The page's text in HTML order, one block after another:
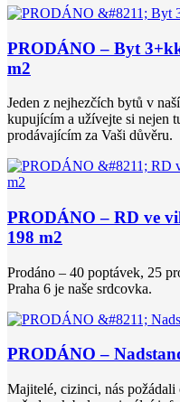
PRODÁNO – Byt
m2
Jeden z nejhezčích bytů v
kupujícím a užívejte si nejen
prodávajícím za Vaši důvěru.
PRODÁNO – RD ve
198 m2
Prodáno – 40 poptávek, 25
Praha 6 je naše srdcovka.
PRODÁNO –
Majitelé, cizinci, nás